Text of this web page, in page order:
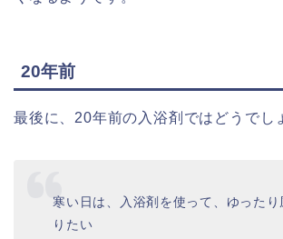
20年前
最後に、20年前の入浴剤ではどうでし
寒い日は、入浴剤を使って、ゆったり
りたい